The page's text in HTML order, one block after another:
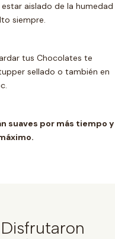
aislado de la humedad
siempre.
tus Chocolates te
upper sellado o también en
suaves por más tiempo y